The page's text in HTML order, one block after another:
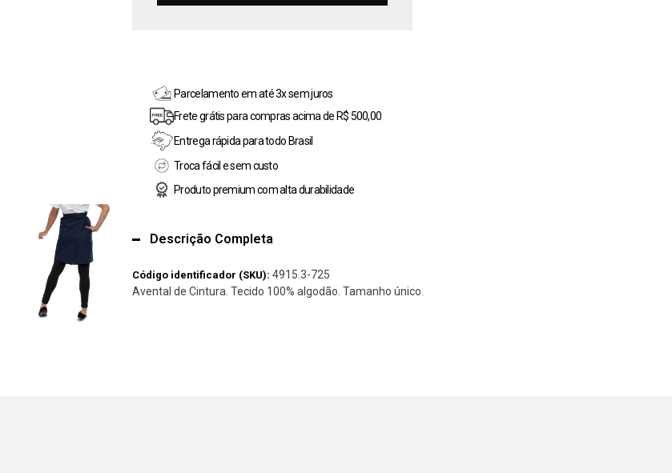
Parcelamento em até 3x sem juros
Frete grátis para compras acima de R$ 500,00
Entrega rápida para todo Brasil
Troca fácil e sem custo
Produto premium com alta durabilidade
Descrição Completa
Código identificador (SKU): 4915.3-725
Avental de Cintura. Tecido 100% algodão. Tamanho único.